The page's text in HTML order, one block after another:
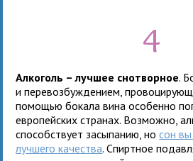
4
Алкоголь – лучшее снотворное.
и перевозбуждением,
помощью бокала вина особенно
европейских странах. Возможно,
способствует засыпанию, носон
лучшего качества. Спиртное